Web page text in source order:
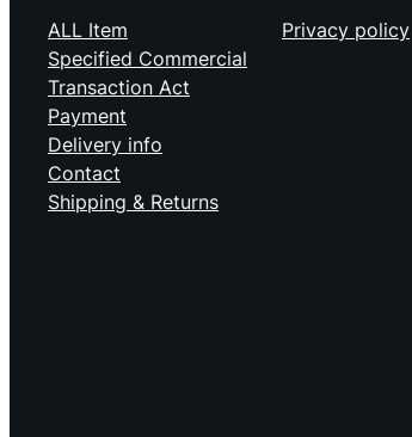
ALL Item
Specified Commercial
Transaction Act
Payment
Delivery info
Contact
Shipping & Returns
Privacy policy